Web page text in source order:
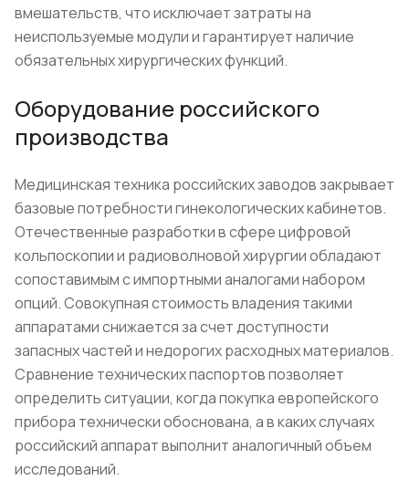
вмешательств, что исключает затраты на
неиспользуемые модули и гарантирует наличие
обязательных хирургических функций.
Оборудование российского
производства
Медицинская техника российских заводов закрывает
базовые потребности гинекологических кабинетов.
Отечественные разработки в сфере цифровой
кольпоскопии и радиоволновой хирургии обладают
сопоставимым с импортными аналогами набором
опций. Совокупная стоимость владения такими
аппаратами снижается за счет доступности
запасных частей и недорогих расходных материалов.
Сравнение технических паспортов позволяет
определить ситуации, когда покупка европейского
прибора технически обоснована, а в каких случаях
российский аппарат выполнит аналогичный объем
исследований.